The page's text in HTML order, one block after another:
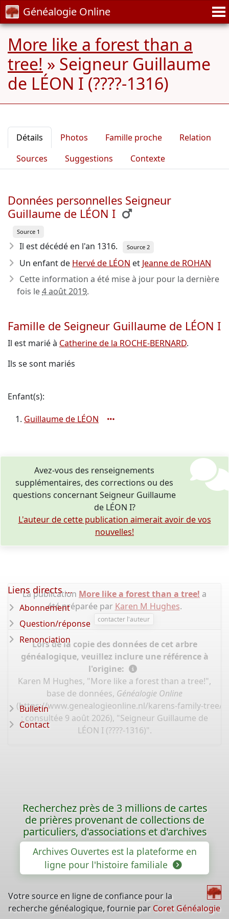
Généalogie Online
More like a forest than a
tree! » Seigneur Guillaume
de LÉON I (????-1316)
Détails Photos Famille proche
Relation
Sources
Suggestions Contexte
Données personnelles Seigneur
Guillaume de LÉON I
Source 1
Il est décédé en l'an 1316. Source 2
Un enfant de Hervé de LÉON et Jeanne de ROHAN
Cette information a été mise à jour pour la dernière
fois le4 août 2019.
Famille de Seigneur Guillaume de LÉON I
Il est marié à Catherine de la ROCHE-BERNARD.
Ils se sont mariés
Enfant(s):
Guillaume de LÉON
Avez-vous des renseignements
supplémentaires, des corrections ou des
questions concernant Seigneur Guillaume
de LÉON I?
L'auteur de cette publication aimerait avoir de vos
nouvelles!
La publication More like a forest than a tree! a
été préparée par Karen M Hughes.
contacter l'auteur
Lors de la copie des données de cet arbre
généalogique, veuillez inclure une référence à
l'origine:
Karen M Hughes, "More like a forest than a tree!",
base de données, Généalogie Online
(https://www.genealogieonline.nl/karens-family-tree/
: consultée 9 août 2026), "Seigneur Guillaume de
LÉON I (????-1316)".
Liens directs ...
Abonnement
Question/réponse
Renonciation
Bulletin
Contact
Recherchez près de 3 millions de cartes
de prières provenant de collections de
particuliers, d'associations et d'archives
Archives Ouvertes est la plateforme en
ligne pour l'histoire familiale
Votre source en ligne de confiance pour la
recherche généalogique, fournie par Coret Généalogie